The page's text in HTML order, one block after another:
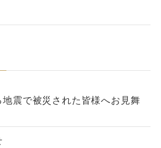
震で被災された皆様へお見舞